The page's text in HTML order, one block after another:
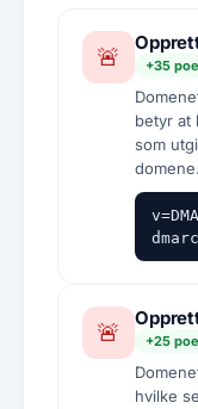
🚨 +35
betyr at
som
domene.
🚨 +25
hvilke